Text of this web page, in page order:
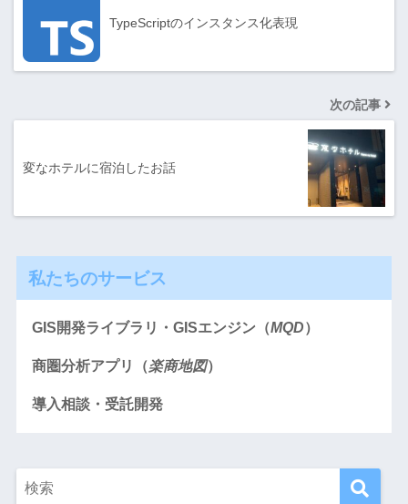
TypeScriptのインスタンス化表現
次の記事
変なホテルに宿泊したお話
私たちのサービス
GIS開発ライブラリ・GISエンジン（MQD）
商圏分析アプリ（楽商地図）
導入相談・受託開発